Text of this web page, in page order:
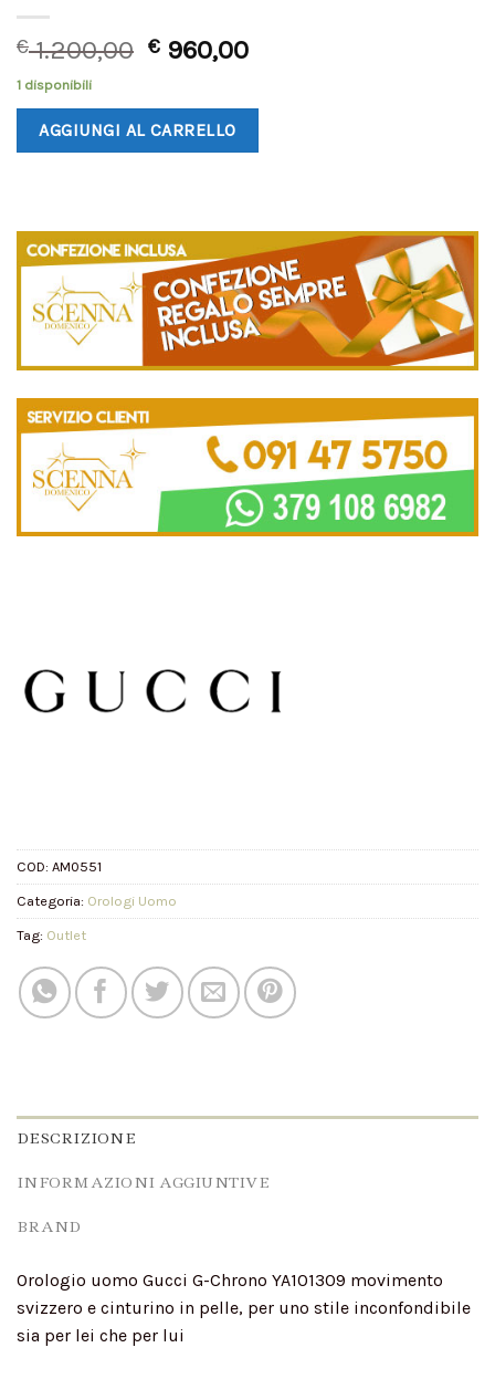
€1.200,00 € 960,00
1 disponibili
AGGIUNGI AL CARRELLO
COD: AM0551
Categoria: Orologi Uomo
Tag: Outlet
DESCRIZIONE
INFORMAZIONI AGGIUNTIVE
BRAND
Orologio uomo Gucci G-Chrono YA101309 movimento
svizzero e cinturino in pelle, per uno stile inconfondibile
sia per lei che per lui